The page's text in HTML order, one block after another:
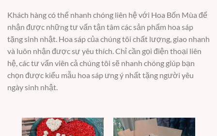
Khách hàng có thể nhanh chóng liên hệ với Hoa Bốn Mùa để
nhận được những tư vấn tận tâm các sản phẩm hoa sáp
tặng sinh nhật. Hoa sáp của chúng tôi chất lượng, giao nhanh
và luôn nhận được sự yêu thích. Chỉ cần gọi điện thoại liên
hệ, các tư vấn viên cả chúng tôi sẽ nhanh chóng giúp bạn
chọn được kiểu mẫu hoa sáp ưng ý nhất tặng người yêu
ngày sinh nhật.